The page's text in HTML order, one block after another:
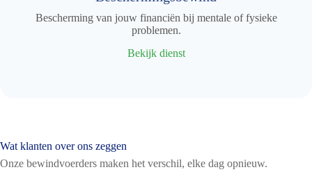
Bescherming van jouw financiën bij mentale of fysieke
problemen.
Bekijk dienst
Wat klanten over ons zeggen
Onze bewindvoerders maken het verschil, elke dag opnieuw.